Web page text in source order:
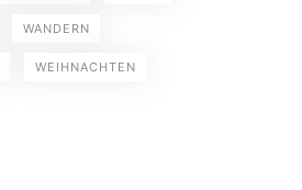
WANDERN
WEIHNACHTEN